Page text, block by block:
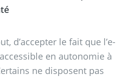
d’accepter le fait que l’e-
en autonomie à
ne disposent pas